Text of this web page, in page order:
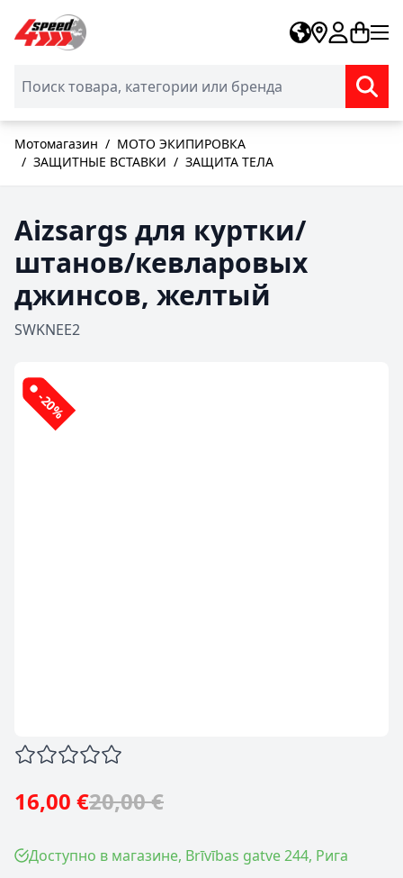
Skip to Content
Мотомагазин / МОТО ЭКИПИРОВКА
/ ЗАЩИТНЫЕ ВСТАВКИ / ЗАЩИТА ТЕЛА
Aizsargs для куртки/
штанов/кевларовых
джинсов, желтый
SWKNEE2
-20%
16,00 €20,00 €
Доступно в магазине, Brīvības gatve 244, Рига